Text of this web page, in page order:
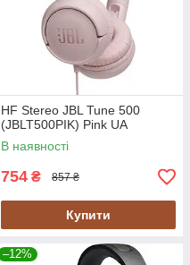
HF Stereo JBL Tune 500
(JBLT500PIK) Pink UA
В наявності
754 ₴ 857 ₴
Купити
–12%